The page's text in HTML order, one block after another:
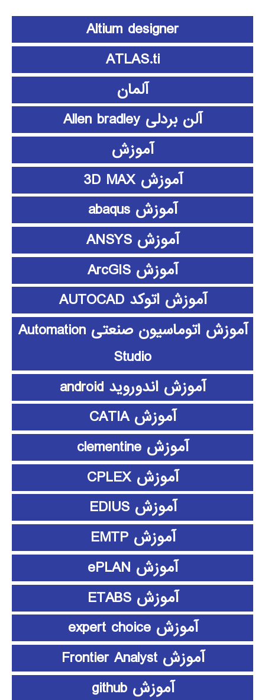
Altium designer
ATLAS.ti
آلمان
آلن بردلی Allen bradley
آموزش
آموزش 3D MAX
آموزش abaqus
آموزش ANSYS
آموزش ArcGIS
آموزش اتوکد AUTOCAD
آموزش اتوماسیون صنعتی Automation
Studio
آموزش اندوروید android
آموزش CATIA
آموزش clementine
آموزش CPLEX
آموزش EDIUS
آموزش EMTP
آموزش ePLAN
آموزش ETABS
آموزش expert choice
آموزش Frontier Analyst
آموزش github